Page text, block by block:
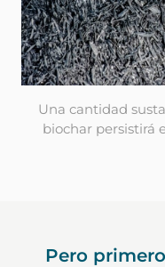
Una cantidad
biochar persistirá
Pero